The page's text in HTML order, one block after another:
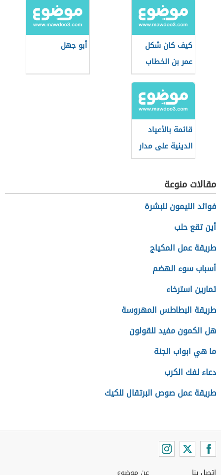
كيف كان شكل
عمر بن الخطاب
أبو جهل
قائمة بالأعياد
الدينية على مدار
العام
مقالات منوعة
فوائد الليمون للبشرة
أين تقع حلب
طريقة عمل المكياج
أسباب سوء الهضم
تمارين استرخاء
طريقة البطاطس المهروسة
هل الكمون مفيد للقولون
ما هي ابواب الجنة
دعاء لفك الكرب
طريقة عمل صوص البرتقال للكيك